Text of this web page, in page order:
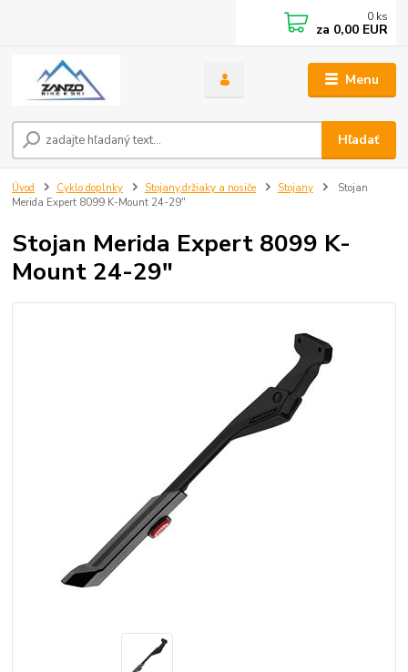
Menu
Hľadať
0 ks
za 0,00 EUR
Úvod Cyklo doplnky Stojany,držiaky a nosiče Stojany
Stojan
Merida Expert 8099 K-Mount 24-29"
Stojan Merida Expert 8099 K-
Mount 24-29"